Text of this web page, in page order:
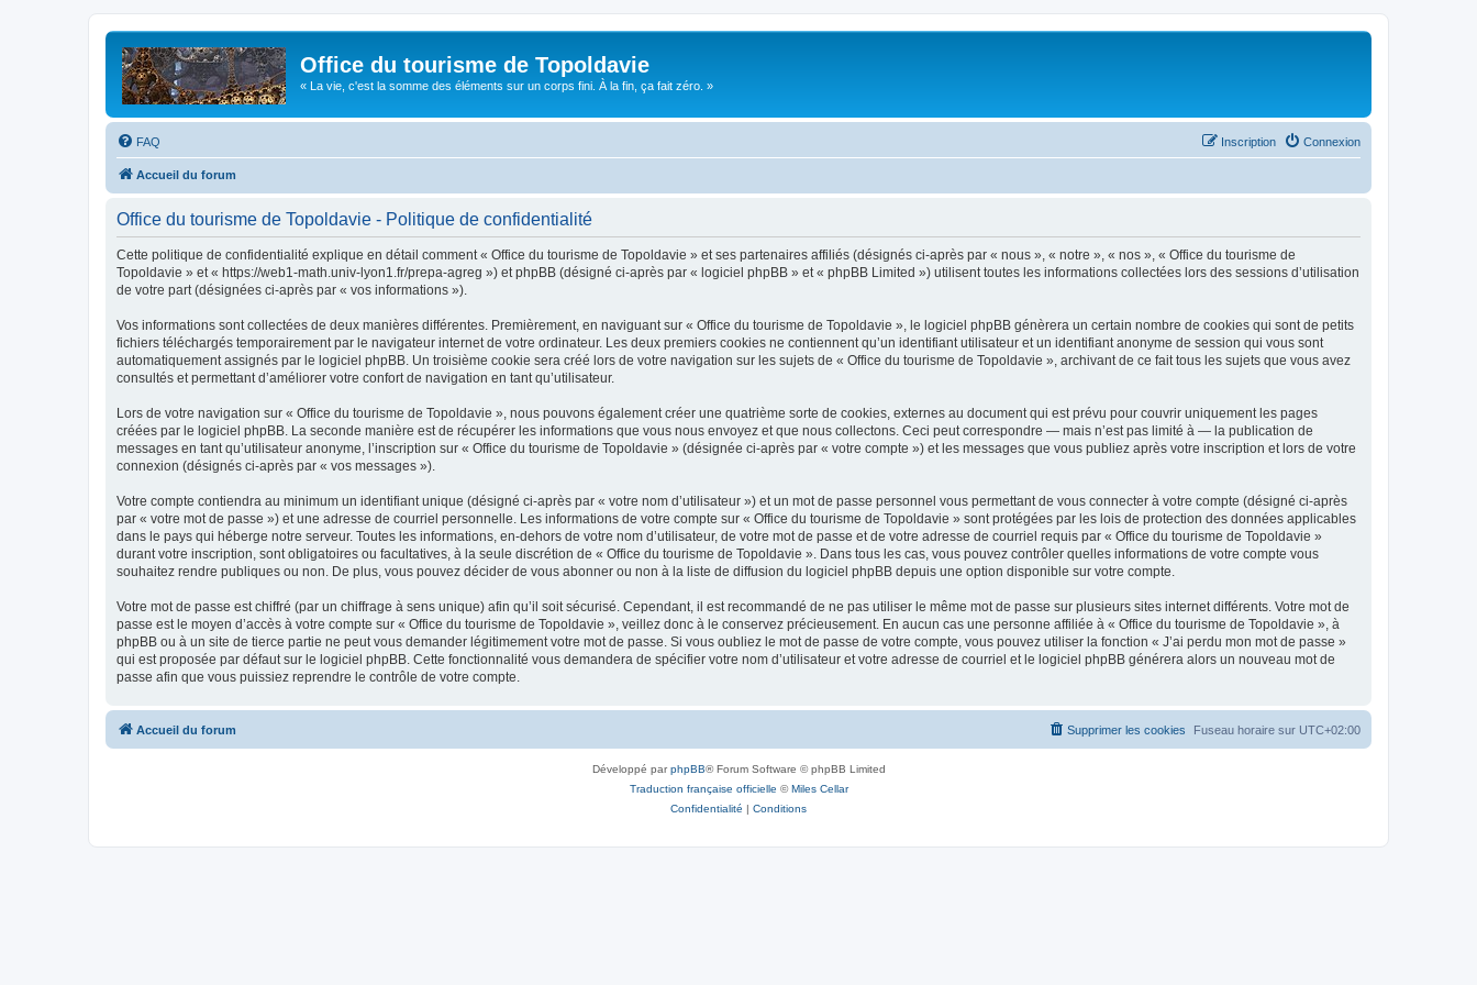
Office du tourisme de Topoldavie
« La vie, c'est la somme des éléments sur un corps fini. À la fin, ça fait zéro. »
FAQ Connexion
Inscription
Accueil du forum
Office du tourisme de Topoldavie - Politique de confidentialité
Cette politique de confidentialité explique en détail comment « Office du tourisme de Topoldavie » et ses partenaires affiliés (désignés ci-après par « nous », « notre », « nos », « Office du tourisme de
Topoldavie » et « https://web1-math.univ-lyon1.fr/prepa-agreg ») et phpBB (désigné ci-après par « logiciel phpBB » et « phpBB Limited ») utilisent toutes les informations collectées lors des sessions d’utilisation
de votre part (désignées ci-après par « vos informations »).
Vos informations sont collectées de deux manières différentes. Premièrement, en naviguant sur « Office du tourisme de Topoldavie », le logiciel phpBB génèrera un certain nombre de cookies qui sont de petits
fichiers téléchargés temporairement par le navigateur internet de votre ordinateur. Les deux premiers cookies ne contiennent qu’un identifiant utilisateur et un identifiant anonyme de session qui vous sont
automatiquement assignés par le logiciel phpBB. Un troisième cookie sera créé lors de votre navigation sur les sujets de « Office du tourisme de Topoldavie », archivant de ce fait tous les sujets que vous avez
consultés et permettant d’améliorer votre confort de navigation en tant qu’utilisateur.
Lors de votre navigation sur « Office du tourisme de Topoldavie », nous pouvons également créer une quatrième sorte de cookies, externes au document qui est prévu pour couvrir uniquement les pages
créées par le logiciel phpBB. La seconde manière est de récupérer les informations que vous nous envoyez et que nous collectons. Ceci peut correspondre — mais n’est pas limité à — la publication de
messages en tant qu’utilisateur anonyme, l’inscription sur « Office du tourisme de Topoldavie » (désignée ci-après par « votre compte ») et les messages que vous publiez après votre inscription et lors de votre
connexion (désignés ci-après par « vos messages »).
Votre compte contiendra au minimum un identifiant unique (désigné ci-après par « votre nom d’utilisateur ») et un mot de passe personnel vous permettant de vous connecter à votre compte (désigné ci-après
par « votre mot de passe ») et une adresse de courriel personnelle. Les informations de votre compte sur « Office du tourisme de Topoldavie » sont protégées par les lois de protection des données applicables
dans le pays qui héberge notre serveur. Toutes les informations, en-dehors de votre nom d’utilisateur, de votre mot de passe et de votre adresse de courriel requis par « Office du tourisme de Topoldavie »
durant votre inscription, sont obligatoires ou facultatives, à la seule discrétion de « Office du tourisme de Topoldavie ». Dans tous les cas, vous pouvez contrôler quelles informations de votre compte vous
souhaitez rendre publiques ou non. De plus, vous pouvez décider de vous abonner ou non à la liste de diffusion du logiciel phpBB depuis une option disponible sur votre compte.
Votre mot de passe est chiffré (par un chiffrage à sens unique) afin qu’il soit sécurisé. Cependant, il est recommandé de ne pas utiliser le même mot de passe sur plusieurs sites internet différents. Votre mot de
passe est le moyen d’accès à votre compte sur « Office du tourisme de Topoldavie », veillez donc à le conservez précieusement. En aucun cas une personne affiliée à « Office du tourisme de Topoldavie », à
phpBB ou à un site de tierce partie ne peut vous demander légitimement votre mot de passe. Si vous oubliez le mot de passe de votre compte, vous pouvez utiliser la fonction « J’ai perdu mon mot de passe »
qui est proposée par défaut sur le logiciel phpBB. Cette fonctionnalité vous demandera de spécifier votre nom d’utilisateur et votre adresse de courriel et le logiciel phpBB générera alors un nouveau mot de
passe afin que vous puissiez reprendre le contrôle de votre compte.
Accueil du forum Fuseau horaire sur UTC+02:00
Supprimer les cookies
Développé parphpBB® Forum Software © phpBB Limited
Traduction française officielle ©Miles Cellar
Confidentialité | Conditions